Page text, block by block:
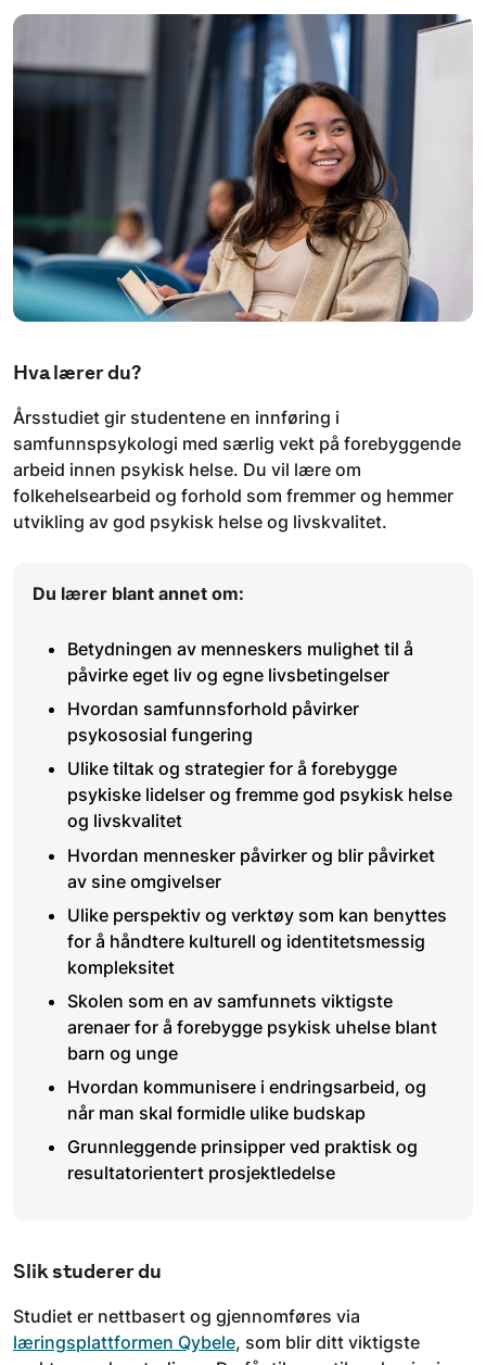
Hva lærer du?
Årsstudiet gir studentene en innføring i
samfunnspsykologi med særlig vekt på forebyggende
arbeid innen psykisk helse. Du vil lære om
folkehelsearbeid og forhold som fremmer og hemmer
utvikling av god psykisk helse og livskvalitet.
Du lærer blant annet om:
Betydningen av menneskers mulighet til å
påvirke eget liv og egne livsbetingelser
Hvordan samfunnsforhold påvirker
psykososial fungering
Ulike tiltak og strategier for å forebygge
psykiske lidelser og fremme god psykisk helse
og livskvalitet
Hvordan mennesker påvirker og blir påvirket
av sine omgivelser
Ulike perspektiv og verktøy som kan benyttes
for å håndtere kulturell og identitetsmessig
kompleksitet
Skolen som en av samfunnets viktigste
arenaer for å forebygge psykisk uhelse blant
barn og unge
Hvordan kommunisere i endringsarbeid, og
når man skal formidle ulike budskap
Grunnleggende prinsipper ved praktisk og
resultatorientert prosjektledelse
Slik studerer du
Studiet er nettbasert og gjennomføres via
læringsplattformen Qybele, som blir ditt viktigste